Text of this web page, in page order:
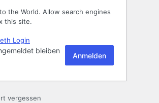
the World. Allow search engines
this site.
Login
bleiben
vergessen